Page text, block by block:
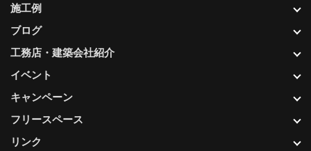
施工例
ブログ
工務店・建築会社紹介
イベント
キャンペーン
フリースペース
リンク